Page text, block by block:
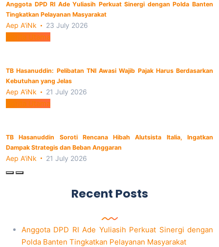
Anggota DPD RI Ade Yuliasih Perkuat Sinergi dengan Polda Banten
Tingkatkan Pelayanan Masyarakat
Aep A'iNk 23 July 2026
Berita Utama
TB Hasanuddin: Pelibatan TNI Awasi Wajib Pajak Harus Berdasarkan
Kebutuhan yang Jelas
Aep A'iNk 21 July 2026
Berita Utama
TB Hasanuddin Soroti Rencana Hibah Alutsista Italia, Ingatkan
Dampak Strategis dan Beban Anggaran
Aep A'iNk 21 July 2026
Recent Posts
Anggota DPD RI Ade Yuliasih Perkuat Sinergi dengan
Polda Banten Tingkatkan Pelayanan Masyarakat